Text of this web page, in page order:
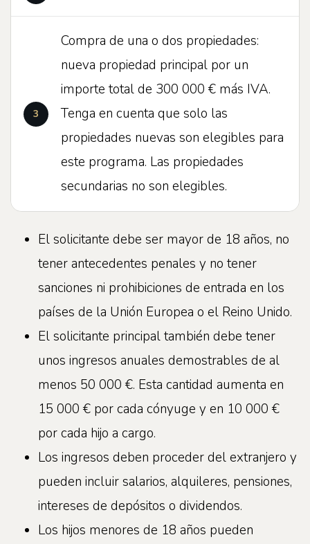
Compra de una o dos propiedades:
nueva propiedad principal por un
importe total de 300 000 € más IVA.
Tenga en cuenta que solo las
propiedades nuevas son elegibles para
este programa. Las propiedades
secundarias no son elegibles.
El solicitante debe ser mayor de 18 años, no
tener antecedentes penales y no tener
sanciones ni prohibiciones de entrada en los
países de la Unión Europea o el Reino Unido.
El solicitante principal también debe tener
unos ingresos anuales demostrables de al
menos 50 000 €. Esta cantidad aumenta en
15 000 € por cada cónyuge y en 10 000 €
por cada hijo a cargo.
Los ingresos deben proceder del extranjero y
pueden incluir salarios, alquileres, pensiones,
intereses de depósitos o dividendos.
Los hijos menores de 18 años pueden